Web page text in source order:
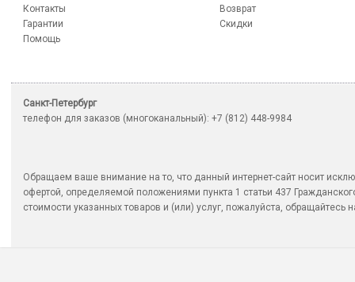
Контакты
Гарантии
Помощь
Возврат
Скидки
Санкт-Петербург
телефон для заказов (многоканальный): +7 (812) 448-9984
Обращаем ваше внимание на то, что данный интернет-сайт носит
офертой, определяемой положениями пункта 1 статьи 437
стоимости указанных товаров и (или) услуг, пожалуйста, обращайтесь